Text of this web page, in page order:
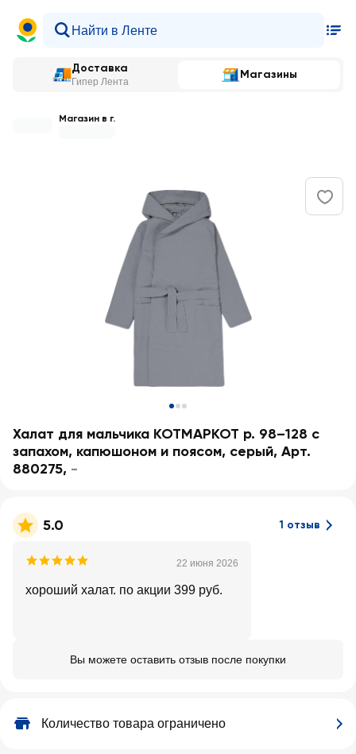
Доставка
Гипер Лента
Магазины
Магазин в г.
Халат для мальчика КОТМАРКОТ р. 98–128 с
запахом, капюшоном и поясом, серый, Арт.
880275, -
5.0 1 отзыв
22 июня 2026
хороший халат. по акции 399 руб.
Вы можете оставить отзыв после покупки
Количество товара ограничено